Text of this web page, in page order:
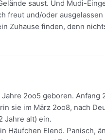
saust. Und Mudi-
freut und/oder ausgelassen
Zuhause finden, denn
2oo5 geboren.
sie im März 2oo8, nach
Jahre alt) ein.
Häufchen Elend. Panisch,